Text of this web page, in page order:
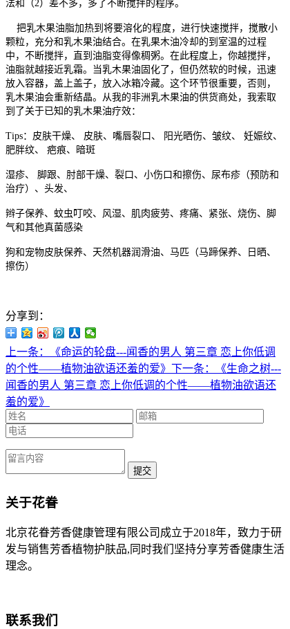
法和（2）差不多，多了不断搅拌的程序。
把乳木果油脂加热到将要溶化的程度，进行快速搅拌，搅散小
颗粒，充分和乳木果油结合。在乳果木油冷却的到室温的过程
中，不断搅拌，直到油脂变得像稠粥。在此程度上，你越搅拌，
油脂就越接近乳霜。当乳木果油固化了，但仍然软的时候，迅速
放入容器，盖上盖子，放入冰箱冷藏。这个环节很重要，否则，
乳木果油会重新结晶。从我的非洲乳木果油的供货商处，我索取
到了关于已知的乳木果油疗效：
Tips： 皮肤干燥、 皮肤、嘴唇裂口 、 阳光晒伤、 皱纹、
妊娠纹、
肥胖纹、 疤痕、暗斑
湿疹、 脚跟、肘部干燥、裂口 、 小伤口和擦伤、 尿布疹（预防和
治疗） 、 头发、
辫子保养、 蚊虫叮咬、 风湿、 肌肉疲劳、疼痛、紧张、 烧伤、
脚
气和其他真菌感染
狗和宠物皮肤保养、 天然机器润滑油、 马匹（马蹄保养、日晒、
擦伤）
分享到：
上一条：《命运的轮盘---闻香的男人 第三章 恋上你低调
的个性——植物油欲语还羞的爱》 下一条：《生命之树---
闻香的男人 第三章 恋上你低调的个性——植物油欲语还
羞的爱》
提交
关于花眷
北京花眷芳香健康管理有限公司成立于2018年，致力于研
发与销售芳香植物护肤品,同时我们坚持分享芳香健康生活
理念。
联系我们